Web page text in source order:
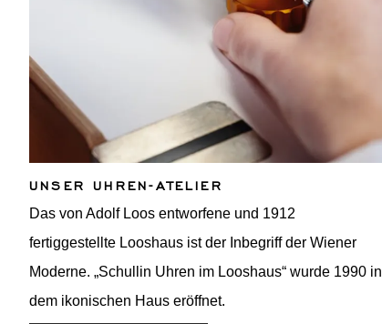
UNSER UHREN-ATELIER
Das von Adolf Loos entworfene und 1912
fertiggestellte Looshaus ist der Inbegriff der Wiener
Moderne. „Schullin Uhren im Looshaus“ wurde 1990 in
dem ikonischen Haus eröffnet.